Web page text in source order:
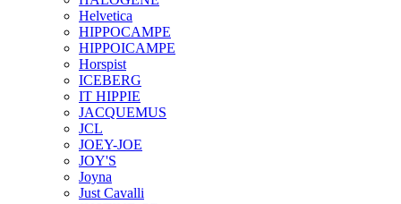
Helvetica
HIPPOCAMPE
HIPPOICAMPE
Horspist
ICEBERG
IT HIPPIE
JACQUEMUS
JCL
JOEY-JOE
JOY'S
Joyna
Just Cavalli